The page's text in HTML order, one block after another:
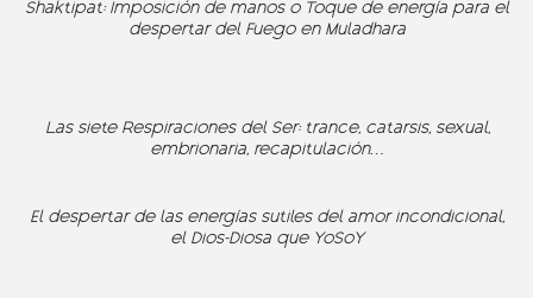
Shaktipat: Imposición de manos o Toque de energía para el
despertar del Fuego en Muladhara
Las siete Respiraciones del Ser: trance, catarsis, sexual,
embrionaria, recapitulación…
El despertar de las energías sutiles del amor incondicional,
el Dios-Diosa que YoSoY